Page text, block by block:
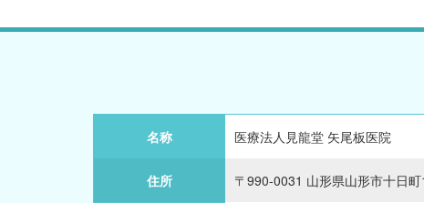
名称 医療法人見龍堂 矢尾板医院
住所 〒990-0031 山形県山形市十日